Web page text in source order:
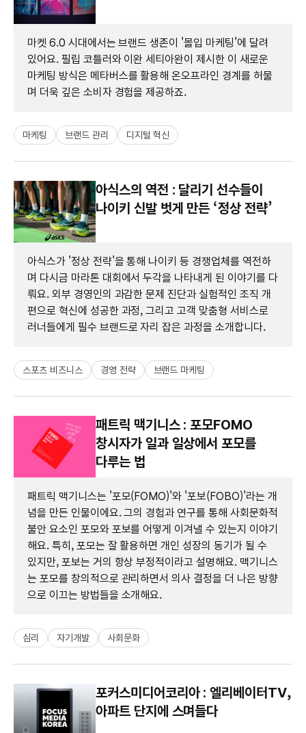
마켓 6.0 시대에서는 브랜드 생존이 '몰입 마케팅'에 달려
있어요. 필립 코틀러와 이완 세티아완이 제시한 이 새로운
마케팅 방식은 메타버스를 활용해 온오프라인 경계를 허물
며 더욱 깊은 소비자 경험을 제공하죠.
마케팅 브랜드 관리 디지털 혁신
아식스의 역전 : 달리기 선수들이
나이키 신발 벗게 만든 ‘정상 전략’
아식스가 '정상 전략'을 통해 나이키 등 경쟁업체를 역전하
며 다시금 마라톤 대회에서 두각을 나타내게 된 이야기를 다
뤄요. 외부 경영인의 과감한 문제 진단과 실험적인 조직 개
편으로 혁신에 성공한 과정, 그리고 고객 맞춤형 서비스로
러너들에게 필수 브랜드로 자리 잡은 과정을 소개합니다.
스포츠 비즈니스 경영 전략 브랜드 마케팅
패트릭 맥기니스 : 포모FOMO
창시자가 일과 일상에서 포모를
다루는 법
패트릭 맥기니스는 '포모(FOMO)'와 '포보(FOBO)'라는 개
념을 만든 인물이에요. 그의 경험과 연구를 통해 사회문화적
불안 요소인 포모와 포보를 어떻게 이겨낼 수 있는지 이야기
해요. 특히, 포모는 잘 활용하면 개인 성장의 동기가 될 수
있지만, 포보는 거의 항상 부정적이라고 설명해요. 맥기니스
는 포모를 창의적으로 관리하면서 의사 결정을 더 나은 방향
으로 이끄는 방법들을 소개해요.
심리 자기개발 사회문화
포커스미디어코리아 : 엘리베이터TV,
아파트 단지에 스며들다